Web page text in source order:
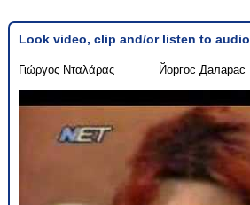
Look video, clip and/or listen to audio
Γιώργος Νταλάρας Йоргос Даларас